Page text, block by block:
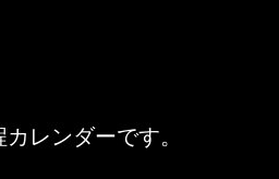
レンダーです。